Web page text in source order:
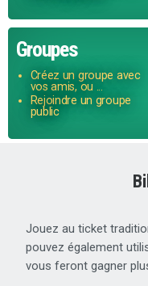
Groupes
Créez un groupe avec
vos amis, ou ...
Rejoindre un groupe
public
Jouez au ticket
pouvez également
vous feront gagner